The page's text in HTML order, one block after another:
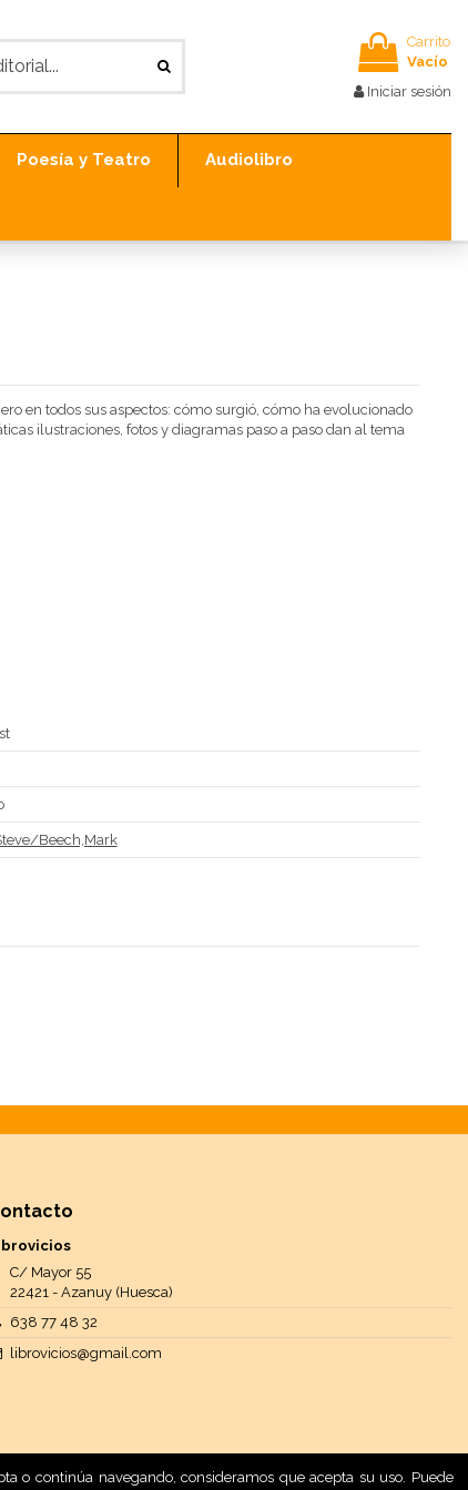
Carrito
Vacío
Iniciar sesión
Poesía y Teatro Audiolibro
en todos sus aspectos: cómo surgió, cómo ha evolucionado
ilustraciones, fotos y diagramas paso a paso dan al tema
Beech,Mark
C/ Mayor 55
22421 - Azanuy (Huesca)
638 77 48 32
librovicios@gmail.com
o continúa navegando, consideramos que acepta su uso. Puede